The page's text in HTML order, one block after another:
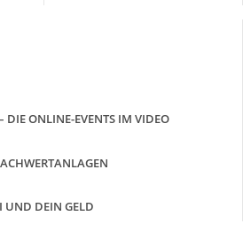
DIE ONLINE-EVENTS IM VIDEO
UND DEIN GELD